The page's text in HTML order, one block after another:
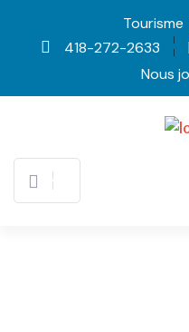
Tourisme
418-272-2633
Nous